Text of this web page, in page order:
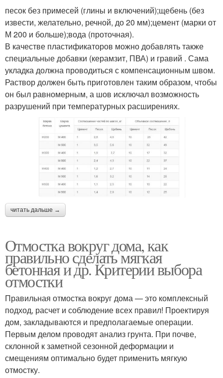
песок без примесей (глины и включений);щебень (без
извести, желательно, речной, до 20 мм);цемент (марки от
М 200 и больше);вода (проточная).
В качестве пластификаторов можно добавлять также
специальные добавки (керамзит, ПВА) и гравий . Сама
укладка должна проводиться с компенсационным швом.
Раствор должен быть приготовлен таким образом, чтобы
он был равномерным, а шов исключал возможность
разрушений при температурных расширениях.
читать дальше →
Отмостка вокруг дома, как
правильно сделать мягкая
бетонная и др. Критерии выбора
отмостки
Правильная отмостка вокруг дома — это комплексный
подход, расчет и соблюдение всех правил! Проектируя
дом, закладываются и предполагаемые операции.
Первым делом проводят анализ грунта. При почве,
склонной к заметной сезонной деформации и
смещениям оптимально будет применить мягкую
отмостку.